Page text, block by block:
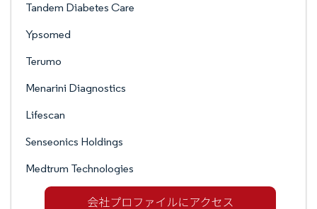
Tandem Diabetes Care
Ypsomed
Terumo
Menarini Diagnostics
Lifescan
Senseonics Holdings
Medtrum Technologies